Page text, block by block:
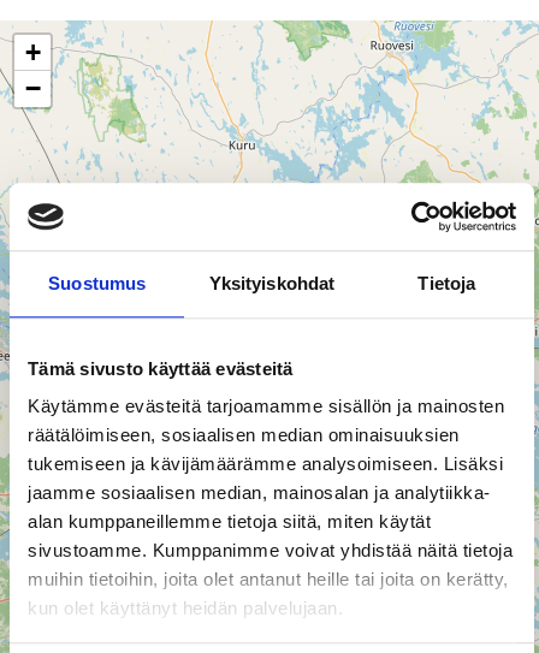
Suostumus Yksityiskohdat Tietoja
Tämä sivusto käyttää evästeitä
Käytämme evästeitä tarjoamamme sisällön ja mainosten
räätälöimiseen, sosiaalisen median ominaisuuksien
tukemiseen ja kävijämäärämme analysoimiseen. Lisäksi
jaamme sosiaalisen median, mainosalan ja analytiikka-
alan kumppaneillemme tietoja siitä, miten käytät
sivustoamme. Kumppanimme voivat yhdistää näitä tietoja
muihin tietoihin, joita olet antanut heille tai joita on kerätty,
kun olet käyttänyt heidän palvelujaan.
5
74
+
−